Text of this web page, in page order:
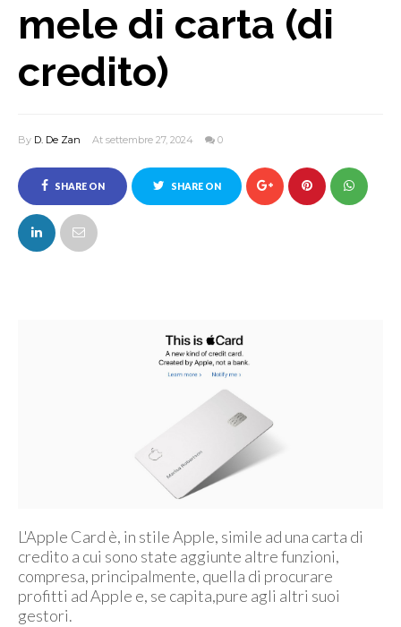
mele di carta (di
credito)
By D. De Zan At settembre 27, 2024 0
SHARE ON
FACEBOOK
SHARE ON
L'Apple Card è, in stile Apple, simile ad una carta di
credito a cui sono state aggiunte altre funzioni,
compresa, principalmente, quella di procurare
profitti ad Apple e, se capita,pure agli altri suoi
gestori.